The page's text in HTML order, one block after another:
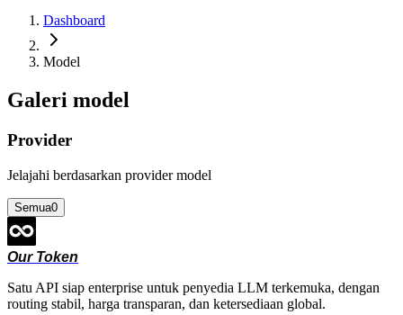
Dashboard
Model
Galeri model
Provider
Jelajahi berdasarkan provider model
Semua0
Our Token
Satu API siap enterprise untuk penyedia LLM terkemuka, dengan
routing stabil, harga transparan, dan ketersediaan global.